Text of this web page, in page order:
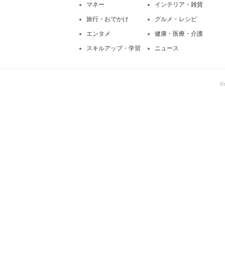
マネー インテリア・雑貨
旅行・おでかけ グルメ・レシピ
エンタメ 健康・医療・介護
スキルアップ・学習 ニュース